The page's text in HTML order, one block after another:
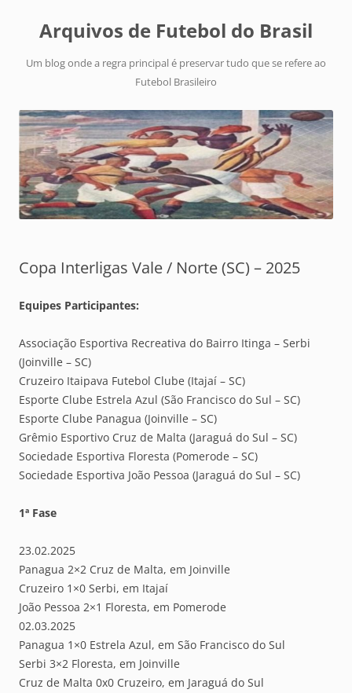
Arquivos de Futebol do Brasil
Um blog onde a regra principal é preservar tudo que se refere ao
Futebol Brasileiro
Copa Interligas Vale / Norte (SC) – 2025
Equipes Participantes:
Associação Esportiva Recreativa do Bairro Itinga – Serbi
(Joinville – SC)
Cruzeiro Itaipava Futebol Clube (Itajaí – SC)
Esporte Clube Estrela Azul (São Francisco do Sul – SC)
Esporte Clube Panagua (Joinville – SC)
Grêmio Esportivo Cruz de Malta (Jaraguá do Sul – SC)
Sociedade Esportiva Floresta (Pomerode – SC)
Sociedade Esportiva João Pessoa (Jaraguá do Sul – SC)
1ª Fase
23.02.2025
Panagua 2×2 Cruz de Malta, em Joinville
Cruzeiro 1×0 Serbi, em Itajaí
João Pessoa 2×1 Floresta, em Pomerode
02.03.2025
Panagua 1×0 Estrela Azul, em São Francisco do Sul
Serbi 3×2 Floresta, em Joinville
Cruz de Malta 0x0 Cruzeiro, em Jaraguá do Sul